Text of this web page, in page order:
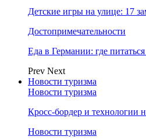
Детские игры на улице: 17
Достопримечательности
Еда в Германии: где
Prev Next
Новости туризма
Новости туризма
Кросс-бордер и технологии
Новости туризма